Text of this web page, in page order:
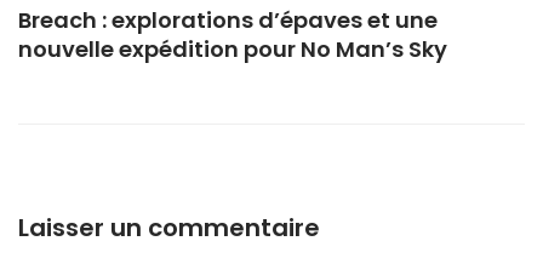
Breach : explorations d’épaves et une
nouvelle expédition pour No Man’s Sky
Laisser un commentaire